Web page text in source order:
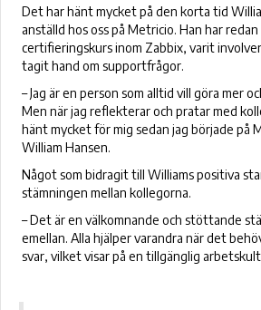
Det har hänt mycket på den korta tid
anställd hos oss på Metricio. Han har
certifieringskurs inom Zabbix, varit
tagit hand om supportfrågor.
– Jag är en person som alltid vill göra mer
Men när jag reflekterar och pratar med
hänt mycket för mig sedan jag började på
William Hansen.
Något som bidragit till Williams positiva
stämningen mellan kollegorna.
– Det är en välkomnande och stöttande
emellan. Alla hjälper varandra när det
svar, vilket visar på en tillgänglig